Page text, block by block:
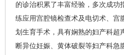
的诊治积累了丰富经验，多次成功
练应用宫腔镜检查术及电切术、宫
划生育手术，具有娴熟的妇产科超
断异位妊娠、黄体破裂等妇产科急